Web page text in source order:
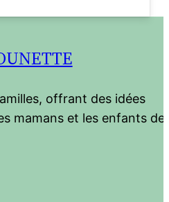
offrant des idées
mamans et les enfants de